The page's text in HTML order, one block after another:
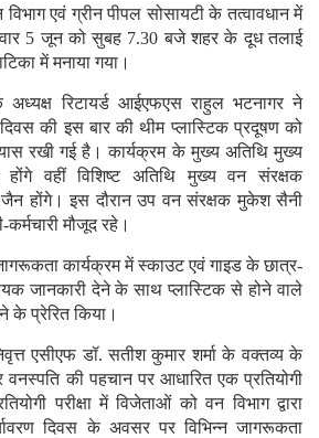
एवं ग्रीन पीपल सोसायटी के तत्वावधान में
5 जून को सुबह 7.30 बजे शहर के दूध तलाई
में मनाया गया।
अध्यक्ष रिटायर्ड आईएफएस राहुल भटनागर ने
दिवस की इस बार की थीम प्लास्टिक प्रदूषण को
रखी गई है। कार्यक्रम के मुख्य अतिथि मुख्य
वहीं विशिष्ट अतिथि मुख्य वन संरक्षक
होंगे। इस दौरान उप वन संरक्षक मुकेश सैनी
मौजूद रहे।
कार्यक्रम में स्काउट एवं गाइड के छात्र-
जानकारी देने के साथ प्लास्टिक से होने वाले
के प्रेरित किया।
एसीएफ डॉ. सतीश कुमार शर्मा के वक्तव्य के
की पहचान पर आधारित एक प्रतियोगी
परीक्षा में विजेताओं को वन विभाग द्वारा
दिवस के अवसर पर विभिन्न जागरूकता